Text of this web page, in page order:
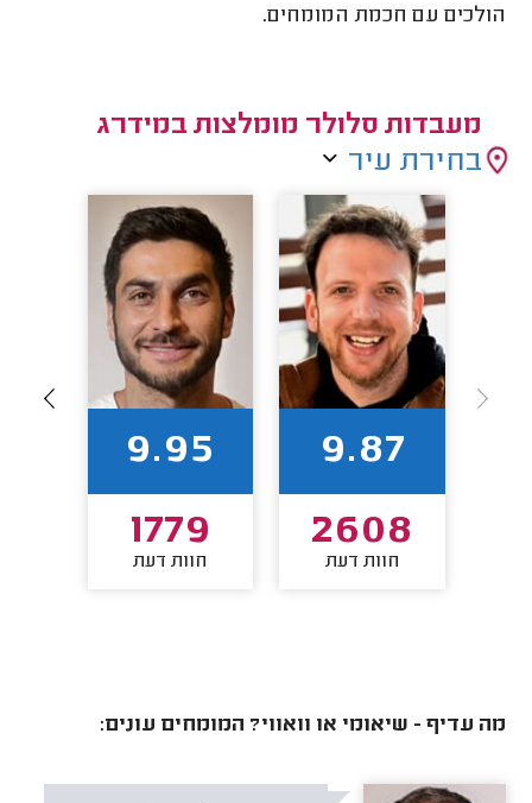
הולכים עם חכמת המומחים.
מעבדות סלולר מומלצות במידרג
בחירת עיר
9.87
2608
חוות דעת
9.95
1779
חוות דעת
מה עדיף - שיאומי או וואווי? המומחים עונים: